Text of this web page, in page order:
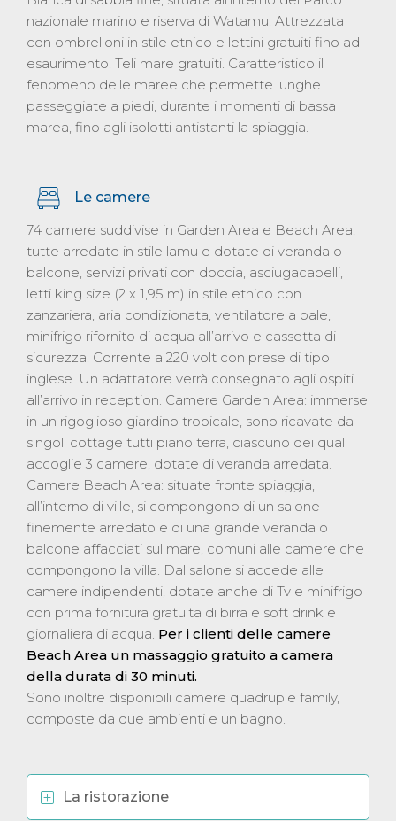
nazionale marino e riserva di Watamu. Attrezzata
con ombrelloni in stile etnico e lettini gratuiti fino ad
esaurimento. Teli mare gratuiti. Caratteristico il
fenomeno delle maree che permette lunghe
passeggiate a piedi, durante i momenti di bassa
marea, fino agli isolotti antistanti la spiaggia.
Le camere
74 camere suddivise in Garden Area e Beach Area,
tutte arredate in stile lamu e dotate di veranda o
balcone, servizi privati con doccia, asciugacapelli,
letti king size (2 x 1,95 m) in stile etnico con
zanzariera, aria condizionata, ventilatore a pale,
minifrigo rifornito di acqua all’arrivo e cassetta di
sicurezza. Corrente a 220 volt con prese di tipo
inglese. Un adattatore verrà consegnato agli ospiti
all’arrivo in reception. Camere Garden Area: immerse
in un rigoglioso giardino tropicale, sono ricavate da
singoli cottage tutti piano terra, ciascuno dei quali
accoglie 3 camere, dotate di veranda arredata.
Camere Beach Area: situate fronte spiaggia,
all’interno di ville, si compongono di un salone
finemente arredato e di una grande veranda o
balcone affacciati sul mare, comuni alle camere che
compongono la villa. Dal salone si accede alle
camere indipendenti, dotate anche di Tv e minifrigo
con prima fornitura gratuita di birra e soft drink e
giornaliera di acqua. Per i clienti delle camere
Beach Area un massaggio gratuito a camera
della durata di 30 minuti.
Sono inoltre disponibili camere quadruple family,
composte da due ambienti e un bagno.
La ristorazione